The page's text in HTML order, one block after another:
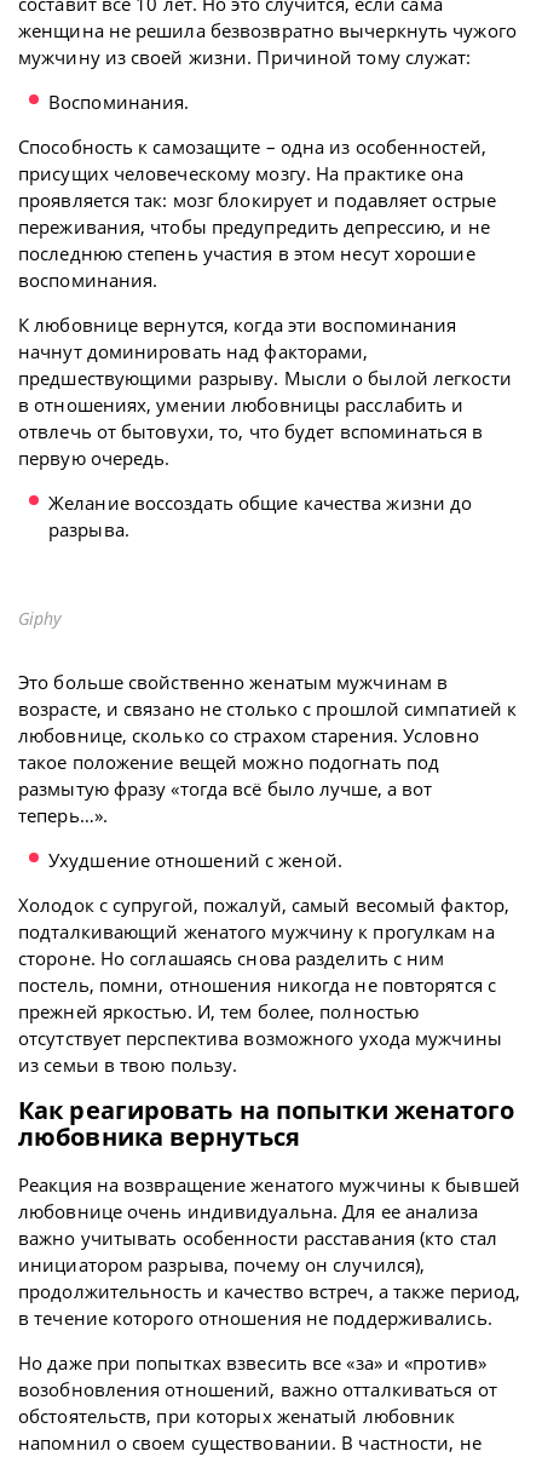
женщина не решила безвозвратно вычеркнуть чужого
мужчину из своей жизни. Причиной тому служат:
Воспоминания.
Способность к самозащите – одна из особенностей,
присущих человеческому мозгу. На практике она
проявляется так: мозг блокирует и подавляет острые
переживания, чтобы предупредить депрессию, и не
последнюю степень участия в этом несут хорошие
воспоминания.
К любовнице вернутся, когда эти воспоминания
начнут доминировать над факторами,
предшествующими разрыву. Мысли о былой легкости
в отношениях, умении любовницы расслабить и
отвлечь от бытовухи, то, что будет вспоминаться в
первую очередь.
Желание воссоздать общие качества жизни до
разрыва.
Giphy
Это больше свойственно женатым мужчинам в
возрасте, и связано не столько с прошлой симпатией к
любовнице, сколько со страхом старения. Условно
такое положение вещей можно подогнать под
размытую фразу «тогда всё было лучше, а вот
теперь…».
Ухудшение отношений с женой.
Холодок с супругой, пожалуй, самый весомый фактор,
подталкивающий женатого мужчину к прогулкам на
стороне. Но соглашаясь снова разделить с ним
постель, помни, отношения никогда не повторятся с
прежней яркостью. И, тем более, полностью
отсутствует перспектива возможного ухода мужчины
из семьи в твою пользу.
Как реагировать на попытки женатого
любовника вернуться
Реакция на возвращение женатого мужчины к бывшей
любовнице очень индивидуальна. Для ее анализа
важно учитывать особенности расставания (кто стал
инициатором разрыва, почему он случился),
продолжительность и качество встреч, а также период,
в течение которого отношения не поддерживались.
Но даже при попытках взвесить все «за» и «против»
возобновления отношений, важно отталкиваться от
обстоятельств, при которых женатый любовник
напомнил о своем существовании. В частности, не